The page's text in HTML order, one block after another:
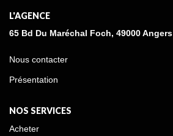
L'AGENCE
65 Bd Du Maréchal Foch, 49000 Angers
Nous contacter
Présentation
NOS SERVICES
Acheter